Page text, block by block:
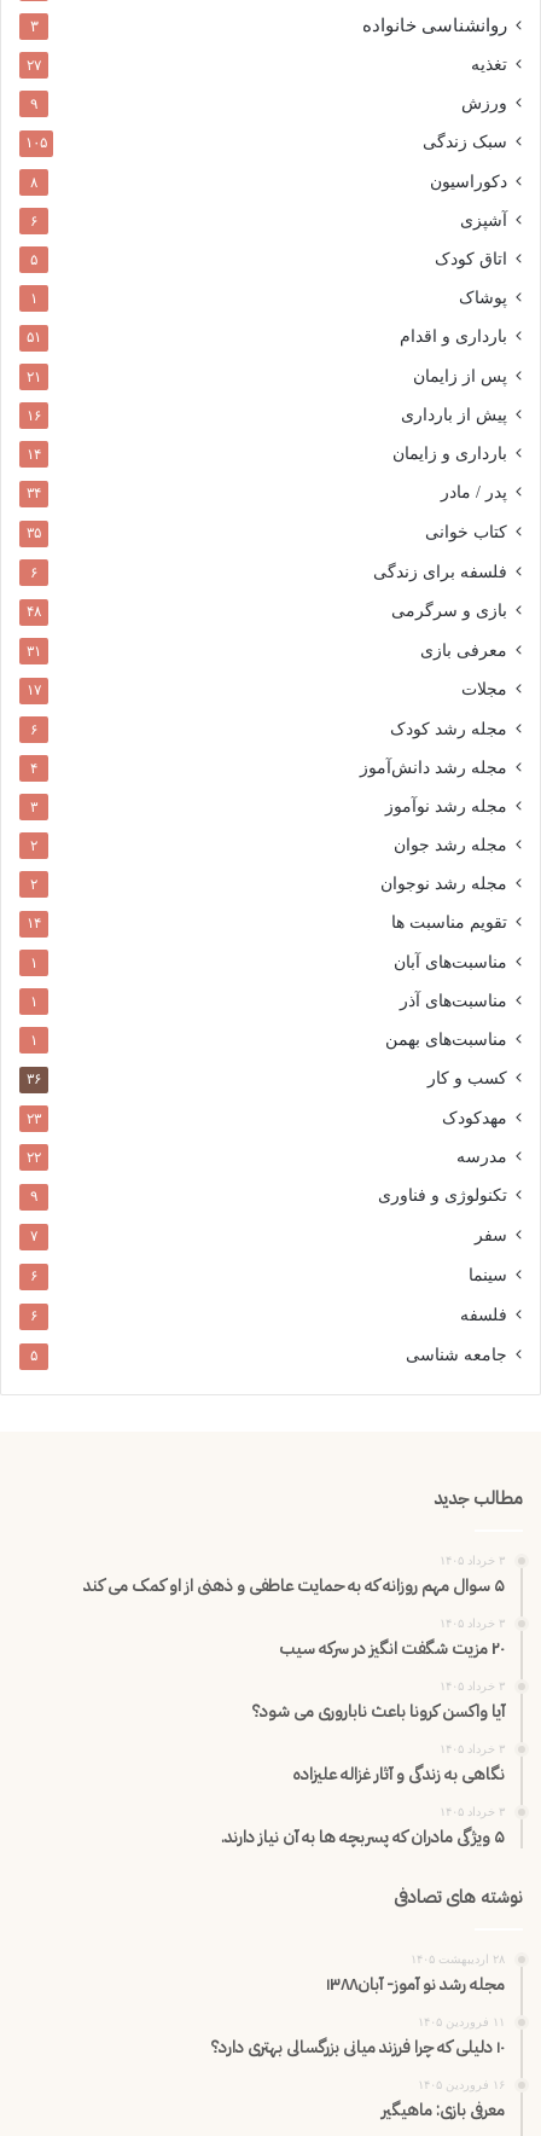
روانشناسی خانواده ۳
تغذیه ۲۷
ورزش ۹
سبک زندگی ۱۰۵
دکوراسیون ۸
آشپزی ۶
اتاق کودک ۵
پوشاک ۱
بارداری و اقدام ۵۱
پس از زایمان ۲۱
پیش از بارداری ۱۶
بارداری و زایمان ۱۴
پدر / مادر ۳۴
کتاب خوانی ۳۵
فلسفه برای زندگی ۶
بازی و سرگرمی ۴۸
معرفی بازی ۳۱
مجلات ۱۷
مجله رشد کودک ۶
مجله رشد دانش‌آموز ۴
مجله رشد نوآموز ۳
مجله رشد جوان ۲
مجله رشد نوجوان ۲
تقویم مناسبت ها ۱۴
مناسبت‌های آبان ۱
مناسبت‌های آذر ۱
مناسبت‌های بهمن ۱
کسب و کار ۳۶
مهدکودک ۲۳
مدرسه ۲۲
تکنولوژی و فناوری ۹
سفر ۷
سینما ۶
فلسفه ۶
جامعه شناسی ۵
مطالب جدید
۳ خرداد ۱۴۰۵
۵ سوال مهم روزانه که به حمایت عاطفی و ذهنی از او کمک می کند
۳ خرداد ۱۴۰۵
۲۰ مزیت شگفت انگیز در سرکه سیب
۳ خرداد ۱۴۰۵
آیا واکسن کرونا باعث ناباروری می شود؟
۳ خرداد ۱۴۰۵
نگاهی به زندگی و آثار غزاله علیزاده
۳ خرداد ۱۴۰۵
۵ ویژگی مادران که پسربچه ها به آن نیاز دارند.
نوشته های تصادفی
۲۸ اردیبهشت ۱۴۰۵
مجله رشد نو آموز- آبان۱۳۸۸
۱۱ فروردین ۱۴۰۵
۱۰ دلیلی که چرا فرزند میانی بزرگسالی بهتری دارد؟
۱۶ فروردین ۱۴۰۵
معرفی بازی: ماهیگیر